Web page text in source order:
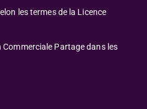
les termes de la Licence
Partage dans les